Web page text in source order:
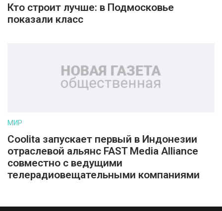
Кто строит лучше: в Подмосковье
показали класс
МИР
Coolita запускает первый в Индонезии
отраслевой альянс FAST Media Alliance
совместно с ведущими
телерадиовещательными компаниями